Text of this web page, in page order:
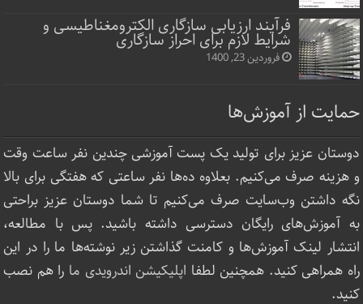
فرآیند ارزیابی سازگاری الکترومغناطیسی و
شرایط لازم برای احراز سازگاری
فروردین 23, 1400
حمایت از آموزش‌ها
دوستان عزیز برای تولید یک پست آموزشی چندین نفر ساعت‌ وقت
و هزینه صرف می‌کنیم. بعلاوه ده‌ها نفر ساعتی که هفتگی برای بالا
نگه داشتن وب‌سایت صرف ‌می‌کنیم تا شما دوستان عزیز براحتی
به آموزش‌های رایگان دسترسی داشته باشید. پس با مطالعه،
انتشار لینک‌ آموزش‌ها و کامنت گذاشتن زیر نوشته‌‌ها ما را در این
راه همراهی کنید. همچنین لطفا اپلیکیشن اندرویدی ما را هم نصب
کنید.